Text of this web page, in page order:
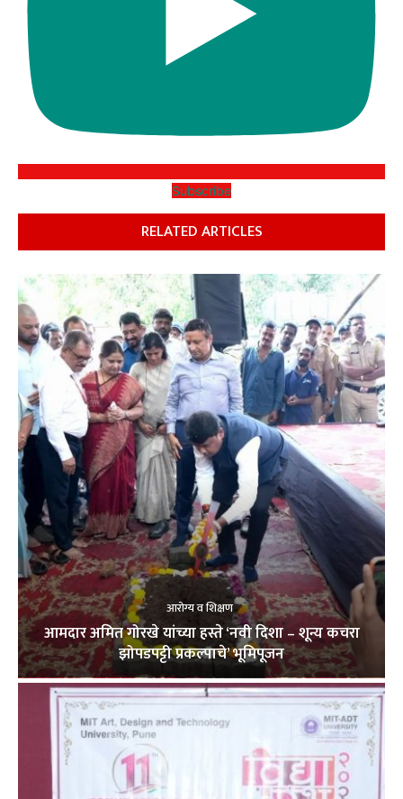
Subscribe
RELATED ARTICLES
आरोग्य व शिक्षण
आमदार अमित गोरखे यांच्या हस्ते ‘नवी दिशा – शून्य कचरा
झोपडपट्टी प्रकल्पाचे’ भूमिपूजन